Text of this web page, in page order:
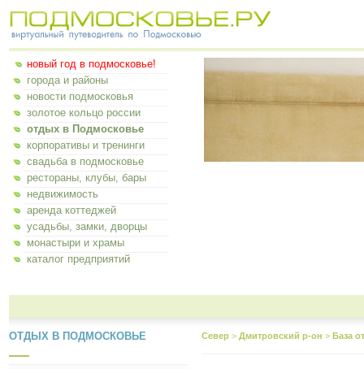
новый год в подмосковье!
города и районы
новости подмосковья
золотое кольцо россии
отдых в Подмосковье
корпоративы и тренинги
свадьба в подмосковье
рестораны, клубы, бары
недвижимость
аренда коттеджей
усадьбы, замки, дворцы
монастыри и храмы
каталог предприятий
ОТДЫХ В ПОДМОСКОВЬЕ Север > Дмитровский р-он > База